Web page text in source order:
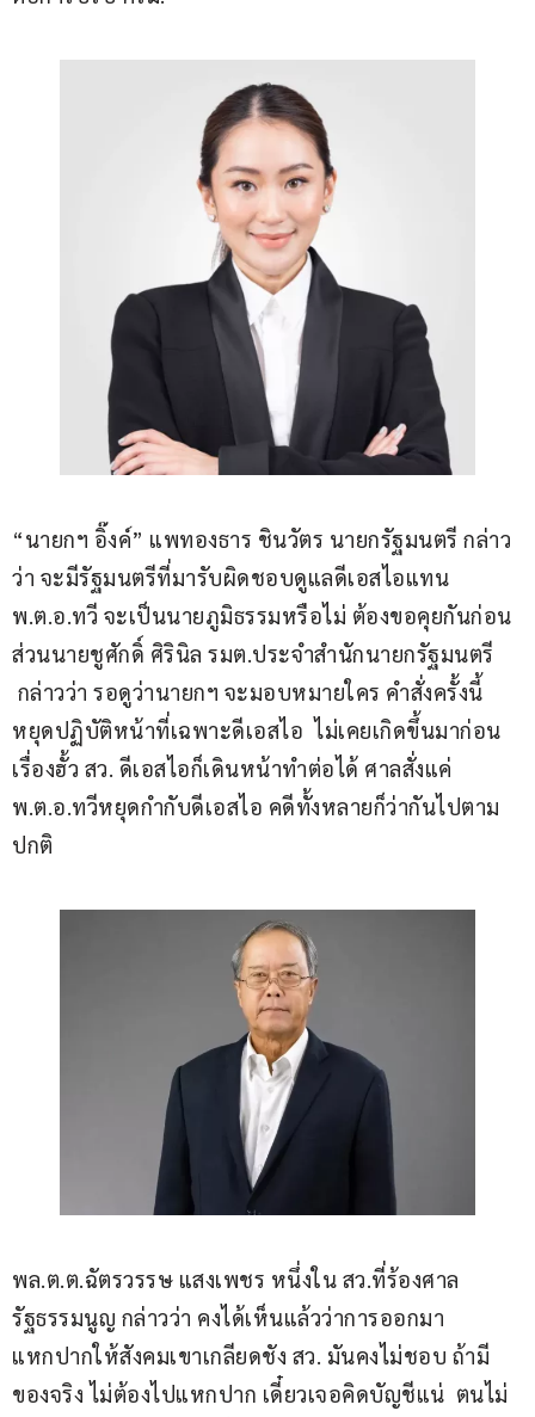
“นายกฯ อิ๊งค์” แพทองธาร ชินวัตร นายกรัฐมนตรี กล่าว
ว่า จะมีรัฐมนตรีที่มารับผิดชอบดูแลดีเอสไอแทน
พ.ต.อ.ทวี จะเป็นนายภูมิธรรมหรือไม่ ต้องขอคุยกันก่อน
ส่วนนายชูศักดิ์ ศิรินิล รมต.ประจำสำนักนายกรัฐมนตรี
กล่าวว่า รอดูว่านายกฯ จะมอบหมายใคร คำสั่งครั้งนี้
หยุดปฏิบัติหน้าที่เฉพาะดีเอสไอ  ไม่เคยเกิดขึ้นมาก่อน
เรื่องฮั้ว สว. ดีเอสไอก็เดินหน้าทำต่อได้ ศาลสั่งแค่
พ.ต.อ.ทวีหยุดกำกับดีเอสไอ คดีทั้งหลายก็ว่ากันไปตาม
ปกติ
พล.ต.ต.ฉัตรวรรษ แสงเพชร หนึ่งใน สว.ที่ร้องศาล
รัฐธรรมนูญ กล่าวว่า คงได้เห็นแล้วว่าการออกมา
แหกปากให้สังคมเขาเกลียดชัง สว. มันคงไม่ชอบ ถ้ามี
ของจริง ไม่ต้องไปแหกปาก เดี๋ยวเจอคิดบัญชีแน่  ตนไม่